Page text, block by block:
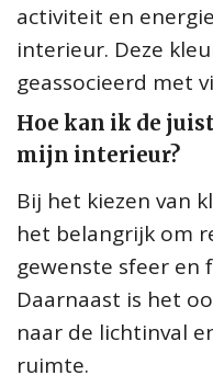
activiteit en
interieur. Deze
geassocieerd met
Hoe kan ik de
mijn interieur?
Bij het kiezen van
het belangrijk om
gewenste sfeer en
Daarnaast is het
naar de lichtinval
ruimte.